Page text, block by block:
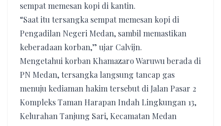
sempat memesan kopi di kantin.
“Saat itu tersangka sempat memesan kopi di
Pengadilan Negeri Medan, sambil memastikan
keberadaan korban,” ujar Calvijn.
Mengetahui korban Khamazaro Waruwu berada di
PN Medan, tersangka langsung tancap gas
menuju kediaman hakim tersebut di Jalan Pasar 2
Kompleks Taman Harapan Indah Lingkungan 13,
Kelurahan Tanjung Sari, Kecamatan Medan